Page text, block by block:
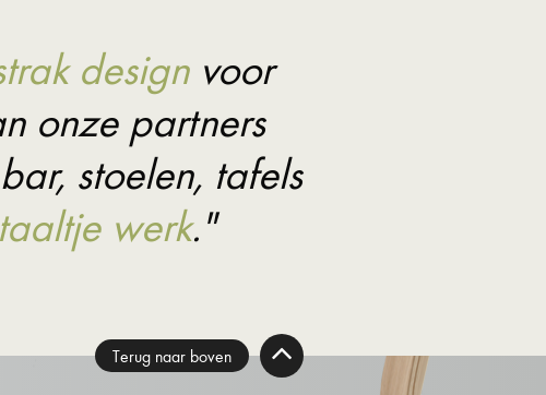
designvoor
onze partners
stoelen, tafels
werk."
Terug naar boven